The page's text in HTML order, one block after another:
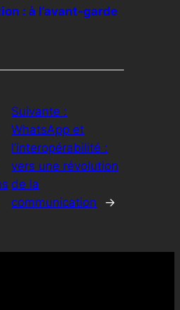
: à l’avant-garde
Suivante :
WhatsApp et
l’interopérabilité :
vers une révolution
de la
communication
→